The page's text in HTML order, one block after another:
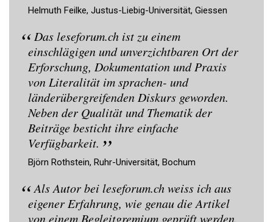
Helmuth Feilke, Justus-Liebig-Universität, Giessen
Das leseforum.ch ist zu einem
einschlägigen und unverzichtbaren Ort der
Erforschung, Dokumentation und Praxis
von Literalität im sprachen- und
länderübergreifenden Diskurs geworden.
Neben der Qualität und Thematik der
Beiträge besticht ihre einfache
Verfügbarkeit.
Björn Rothstein, Ruhr-Universität, Bochum
Als Autor bei leseforum.ch weiss ich aus
eigener Erfahrung, wie genau die Artikel
von einem Begleitgremium geprüft werden.